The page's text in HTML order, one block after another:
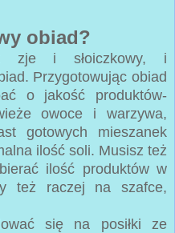
obiad?
zje i słoiczkowy, i
Przygotowując obiad
o jakość produktów-
owoce i warzywa,
gotowych mieszanek
ilość soli. Musisz też
ilość produktów w
też raczej na szafce,
się na posiłki ze